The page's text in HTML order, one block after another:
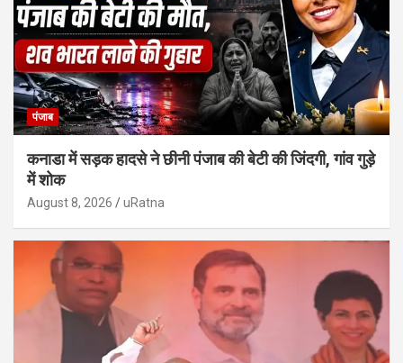
पंजाब
कनाडा में सड़क हादसे ने छीनी पंजाब की बेटी की जिंदगी, गांव गुड़े
में शोक
August 8, 2026 uRatna